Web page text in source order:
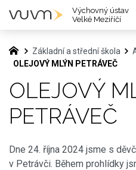
Základní a střední škola
OLEJOVÝ MLÝN PETRÁVEČ
OLEJOVÝ
PETRÁVEČ
Dne 24. října 2024 jsme s
v Petrávči. Během prohlídky
Výchovný ústav
Velké Meziříčí